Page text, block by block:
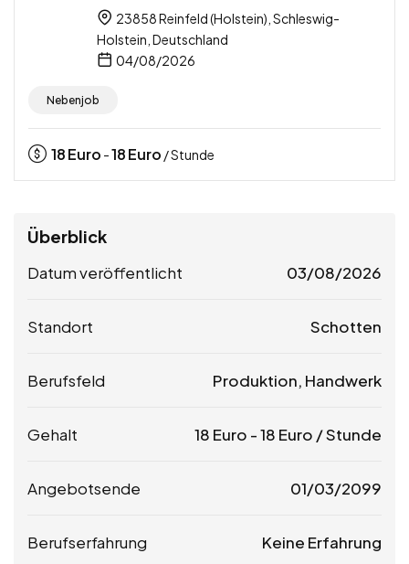
23858 Reinfeld (Holstein), Schleswig-
Holstein, Deutschland
04/08/2026
Nebenjob
18Euro -18Euro / Stunde
Überblick
Datum veröffentlicht 03/08/2026
Standort Schotten
Berufsfeld Produktion, Handwerk
Gehalt 18 Euro -18 Euro / Stunde
Angebotsende 01/03/2099
Berufserfahrung Keine Erfahrung